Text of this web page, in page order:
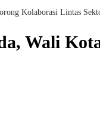
Kolaborasi Lintas
Wali